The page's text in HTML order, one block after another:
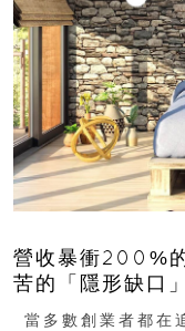
營收暴衝200%
苦的「隱形缺口
蹟
當多數創業者都